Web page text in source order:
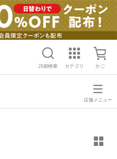
詳細検索 カテゴリ かご
店舗メニュー